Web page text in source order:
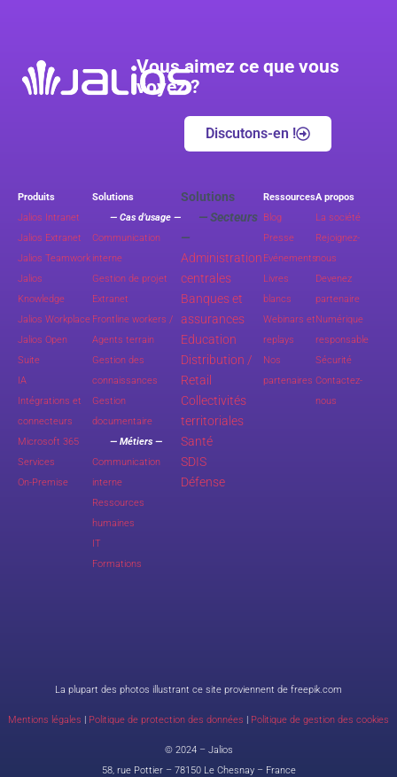
Vous aimez ce que vous
voyez ?
Discutons-en !
Produits
Jalios Intranet
Jalios Extranet
Jalios Teamwork
Jalios
Knowledge
Jalios Workplace
Jalios Open
Suite
IA
Intégrations et
connecteurs
Microsoft 365
Services
On-Premise
Solutions
— Cas d’usage —
Communication
interne
Gestion de projet
Extranet
Frontline workers /
Agents terrain
Gestion des
connaissances
Gestion
documentaire
— Métiers —
Communication
interne
Ressources
humaines
IT
Formations
Solutions
— Secteurs
—
Administration
centrales
Banques et
assurances
Education
Distribution /
Retail
Collectivités
territoriales
Santé
SDIS
Défense
Ressources
Blog
Presse
Evénements
Livres
blancs
Webinars et
replays
Nos
partenaires
A propos
La société
Rejoignez-
nous
Devenez
partenaire
Numérique
responsable
Sécurité
Contactez-
nous
La plupart des photos illustrant ce site proviennent de freepik.com
Mentions légales | Politique de protection des données | Politique de gestion des cookies
© 2024 – Jalios
58, rue Pottier – 78150 Le Chesnay – France